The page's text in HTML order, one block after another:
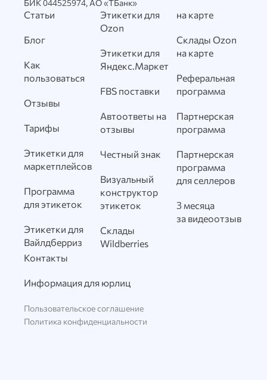
БИК 044525974, АО «ТБанк»
Статьи
Блог
Как
пользоваться
Отзывы
Тарифы
Этикетки для
маркетплейсов
Программа
для этикеток
Этикетки для
Вайлдберриз
Этикетки для
Ozon
Этикетки для
Яндекс.Маркет
FBS поставки
Автоответы на
отзывы
Честный знак
Визуальный
конструктор
этикеток
Склады
Wildberries
на карте
Склады Ozon
на карте
Реферальная
программа
Партнерская
программа
Партнерская
программа
для селлеров
3 месяца
за видеоотзыв
Контакты
Информация для юрлиц
Пользовательское соглашение
Политика конфиденциальности